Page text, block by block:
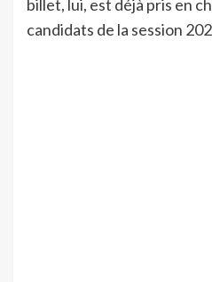
billet, lui, est déjà pris en
candidats de la session